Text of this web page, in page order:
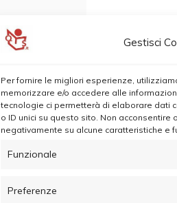
Gestisci
Per fornire le migliori esperienze,
memorizzare e/o accedere alle
tecnologie ci permetterà di elaborare dati
o ID unici su questo sito. Non acconsentire
negativamente su alcune caratteristiche e
Funzionale
Preferenze